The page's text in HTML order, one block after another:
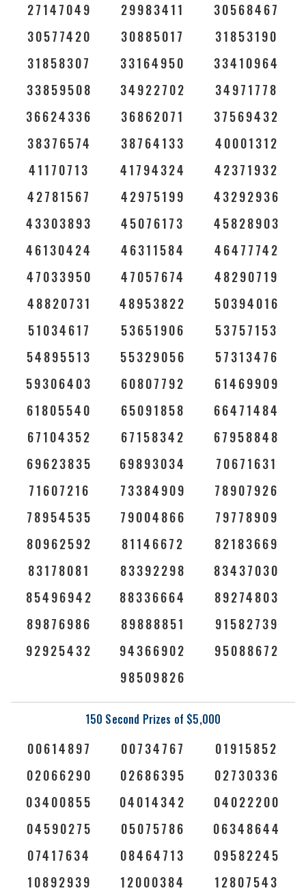
27147049
29983411
30568467
30577420
30885017
31853190
31858307
33164950
33410964
33859508
34922702
34971778
36624336
36862071
37569432
38376574
38764133
40001312
41170713
41794324
42371932
42781567
42975199
43292936
43303893
45076173
45828903
46130424
46311584
46477742
47033950
47057674
48290719
48820731
48953822
50394016
51034617
53651906
53757153
54895513
55329056
57313476
59306403
60807792
61469909
61805540
65091858
66471484
67104352
67158342
67958848
69623835
69893034
70671631
71607216
73384909
78907926
78954535
79004866
79778909
80962592
81146672
82183669
83178081
83392298
83437030
85496942
88336664
89274803
89876986
89888851
91582739
92925432
94366902
95088672
98509826
150 Second Prizes of $5,000
00614897 00734767
01915852
02066290
02686395
02730336
03400855
04014342
04022200
04590275
05075786
06348644
07417634
08464713
09582245
10892939
12000384 12807543